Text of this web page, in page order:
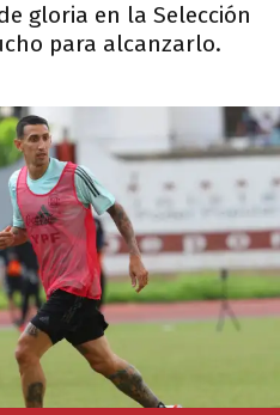
gloria en la Selección
para alcanzarlo.